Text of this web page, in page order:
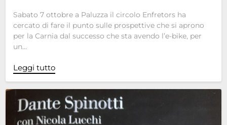
Sabato 7 ottobre a Paluzza il circolo Enfretors ha
cercato di fare il punto sulle prospettive che si aprono
per la Carnia dal successo che sta avendo l’e-bike, per
un…
Leggi tutto